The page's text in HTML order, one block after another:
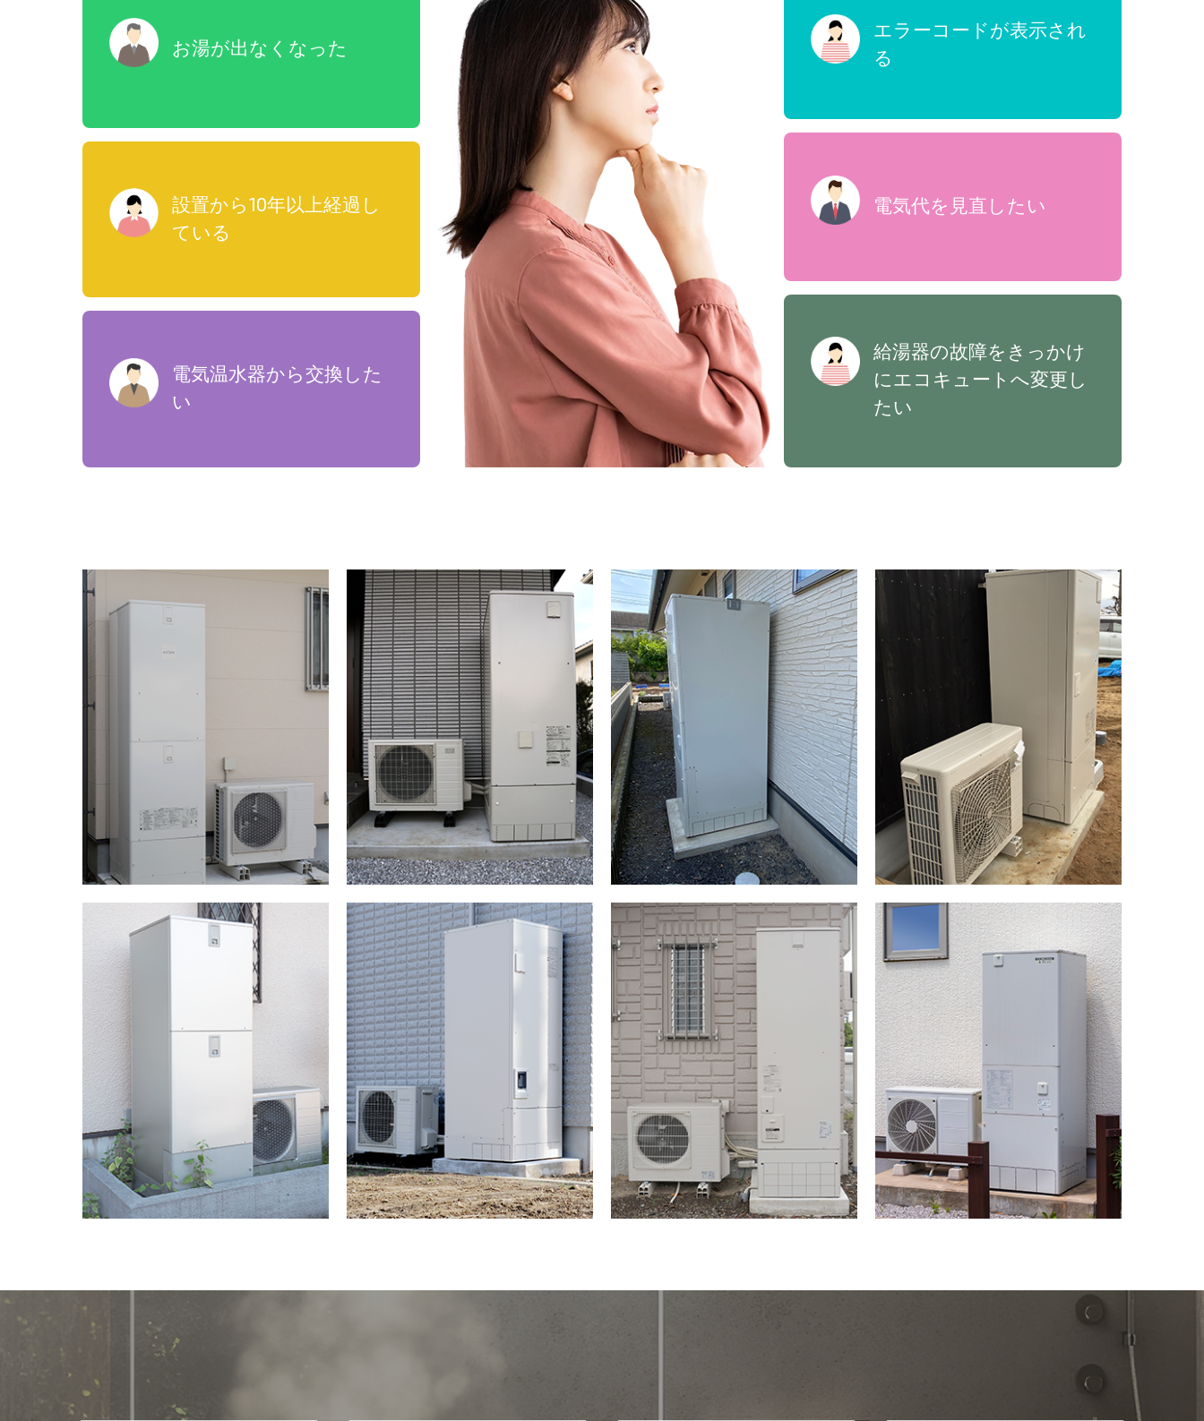
お湯が出なくなった
設置から10年以上経過し
ている
電気温水器から交換した
い
エラーコードが表示され
る
電気代を見直したい
給湯器の故障をきっかけ
にエコキュートへ変更し
たい